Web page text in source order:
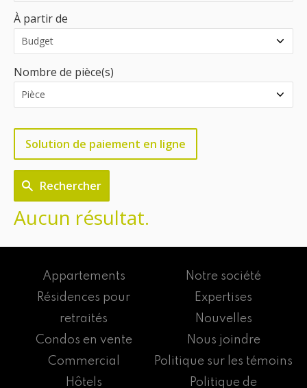
À partir de
Nombre de pièce(s)
Solution de paiement en ligne
Rechercher
Aucun résultat.
Appartements
Résidences pour
retraités
Condos en vente
Commercial
Hôtels
Notre société
Expertises
Nouvelles
Nous joindre
Politique sur les témoins
Politique de